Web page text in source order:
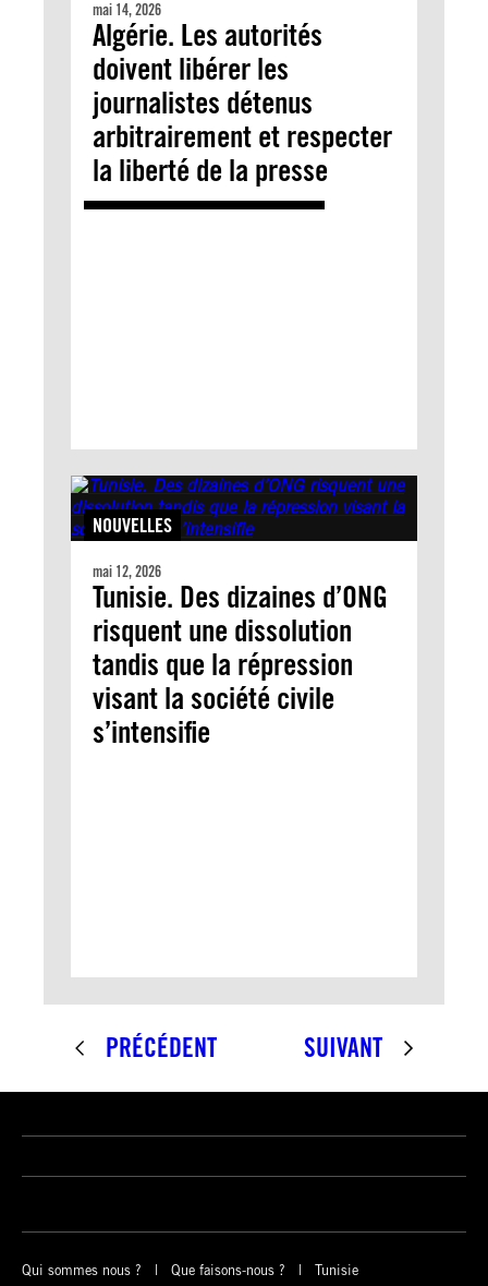
mai 14, 2026
Algérie. Les autorités
doivent libérer les
journalistes détenus
arbitrairement et respecter
la liberté de la presse
NOUVELLES
mai 12, 2026
Tunisie. Des dizaines d’ONG
risquent une dissolution
tandis que la répression
visant la société civile
s’intensifie
PRÉCÉDENT SUIVANT
Qui sommes nous ? Que faisons-nous ? Tunisie